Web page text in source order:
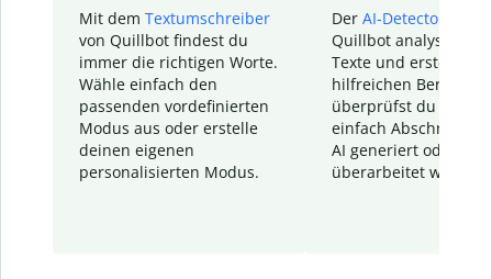
Mit dem Textumschreiber
von Quillbot findest du
immer die richtigen Worte.
Wähle einfach den
passenden vordefinierten
Modus aus oder erstelle
deinen eigenen
personalisierten Modus.
Der AI-Detector
Quillbot analysiert
Texte und erstellt
hilfreichen Bericht.
überprüfst du
einfach Abschnitte,
AI generiert oder
überarbeitet wurden.